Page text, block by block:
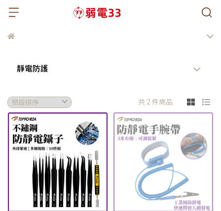
靜電防護
共 2 件商品